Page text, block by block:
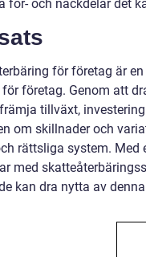
för- och nackdelar det
för företag är
företag. Genom att
tillväxt,
om skillnader och
rättsliga system.
med
kan dra nytta av